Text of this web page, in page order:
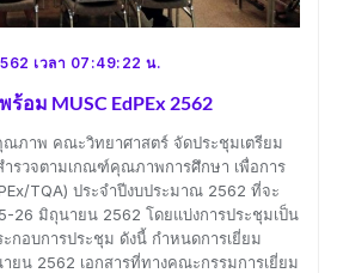
เวลา 07:49:22 น.
อม MUSC EdPEx 2562
ภาพ คณะวิทยาศาสตร์ จัดประชุมเตรียม
ำรวจตามเกณฑ์คุณภาพการศึกษา เพื่อการ
TQA) ประจำปีงบประมาณ 2562 ที่จะ
26 มิถุนายน 2562 โดยแบ่งการประชุมเป็น
ะกอบการประชุม ดังนี้ กำหนดการเยี่ยม
ยน 2562 เอกสารที่ทางคณะกรรมการเยี่ยม